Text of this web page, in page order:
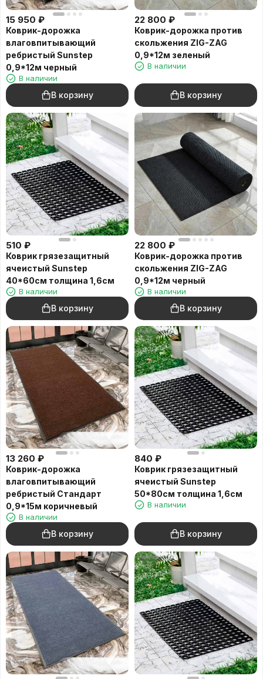
15 950 ₽
Коврик-дорожка
влаговпитывающий
ребристый Sunstep
0,9*12м черный
В наличии
В корзину
22 800 ₽
Коврик-дорожка против
скольжения ZIG-ZAG
0,9*12м зеленый
В наличии
В корзину
510 ₽
Коврик грязезащитный
ячеистый Sunstep
40*60см толщина 1,6см
В наличии
В корзину
22 800 ₽
Коврик-дорожка против
скольжения ZIG-ZAG
0,9*12м черный
В наличии
В корзину
13 260 ₽
Коврик-дорожка
влаговпитывающий
ребристый Стандарт
0,9*15м коричневый
В наличии
В корзину
840 ₽
Коврик грязезащитный
ячеистый Sunstep
50*80см толщина 1,6см
В наличии
В корзину